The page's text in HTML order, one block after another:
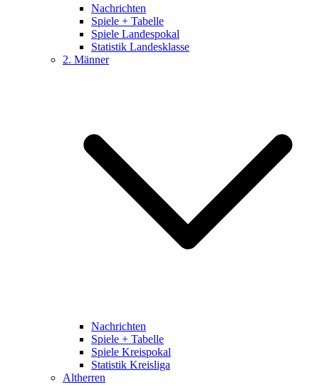
Nachrichten
Spiele + Tabelle
Spiele Landespokal
Statistik Landesklasse
2. Männer
Nachrichten
Spiele + Tabelle
Spiele Kreispokal
Statistik Kreisliga
Altherren